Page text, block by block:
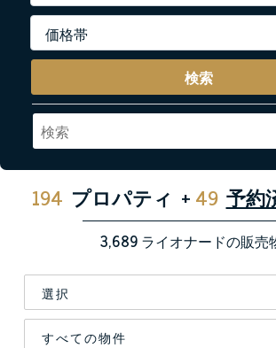
検索
194 プロパティ + 49 予約
3,689ライオナードの販売